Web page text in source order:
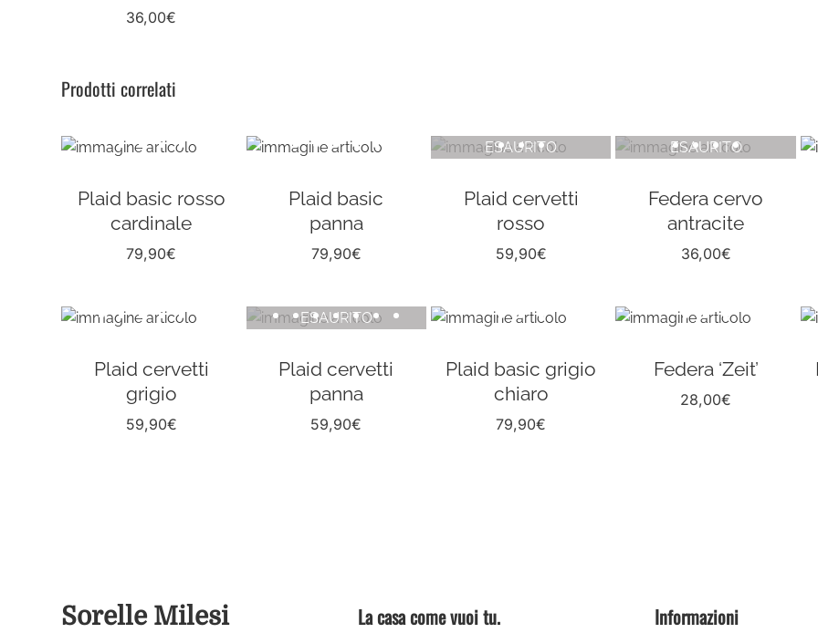
36,00€
Prodotti correlati
Plaid basic rosso
cardinale
79,90€
Plaid basic
panna
79,90€
ESAURITO
Plaid cervetti
rosso
59,90€
ESAURITO
Federa cervo
antracite
36,00€
Plaid cervetti
grigio
59,90€
ESAURITO
Plaid cervetti
panna
59,90€
Plaid basic grigio
chiaro
79,90€
Federa ‘Zeit’
28,00€
Sorelle Milesi
La casa come vuoi tu. Informazioni